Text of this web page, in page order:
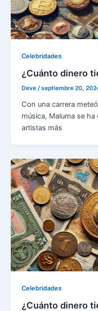
Celebridades
¿Cuánto dinero
Deve/septiembre 20,
Con una carrera
música, Maluma se
artistas más
Celebridades
¿Cuánto dinero